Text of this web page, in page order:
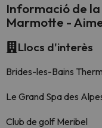
Informació de la
Marmotte -
Llocs d'interès
Brides-les-Bains
Le Grand Spa des
Club de golf Meribel